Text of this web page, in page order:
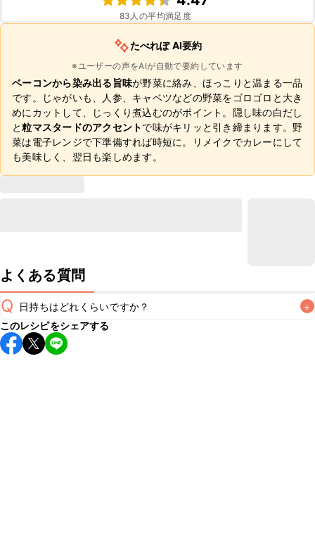
83 人の平均満足度
たべれぽ AI要約
※ユーザーの声をAIが自動で要約しています
ベーコンから染み出る旨味が野菜に絡み、ほっこりと温まる一品
です。じゃがいも、人参、キャベツなどの野菜をゴロゴロと大き
めにカットして、じっくり煮込むのがポイント。隠し味の白だし
と粒マスタードのアクセントで味がキリッと引き締まります。野
菜は電子レンジで下準備すれば時短に。リメイクでカレーにして
も美味しく、翌日も楽しめます。
よくある質問
Q 日持ちはどれくらいですか？ +
保存期間は冷蔵で翌日中が目安です。なるべくお早めにお召
し上がりください。
このレシピをシェアする